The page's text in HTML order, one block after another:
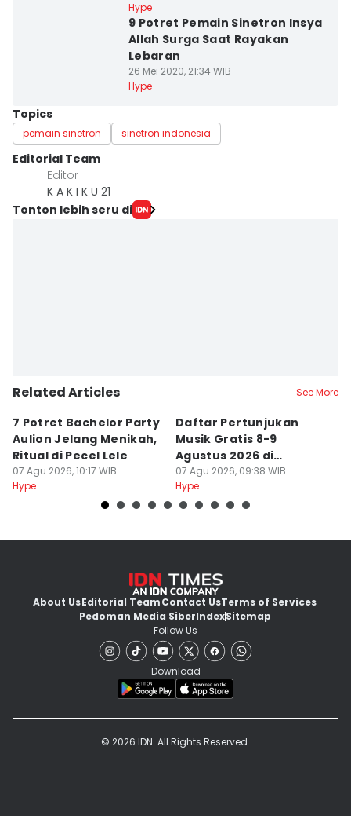
Hype
9 Potret Pemain Sinetron Insya
Allah Surga Saat Rayakan
Lebaran
26 Mei 2020, 21:34 WIB
Hype
Topics
pemain sinetron sinetron indonesia
Editorial Team
Editor
K A K I K U 21
Tonton lebih seru di
Related Articles See More
7 Potret Bachelor Party
Aulion Jelang Menikah,
Ritual di Pecel Lele
07 Agu 2026, 10:17 WIB
Hype
Daftar Pertunjukan
Musik Gratis 8-9
Agustus 2026 di
Jakarta, Ada Afgan
07 Agu 2026, 09:38 WIB
Hype
About UsEditorial TeamContact UsTerms of Services
Pedoman Media SiberIndexSitemap
Follow Us
Download
© 2026 IDN. All Rights Reserved.